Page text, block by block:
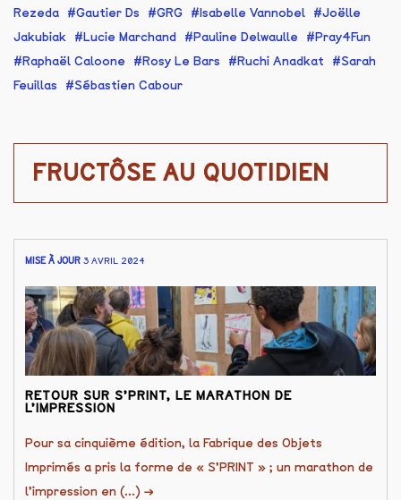
Rezeda
Gautier Ds GRG Isabelle Vannobel
Joëlle
Jakubiak
Lucie Marchand Pauline Delwaulle
Pray4Fun
Raphaël Caloone
Rosy Le Bars Ruchi Anadkat
Sarah
Feuillas
Sébastien Cabour
FRUCTÔSE AU QUOTIDIEN
MISE À JOUR 3 AVRIL 2024
RETOUR SUR S’PRINT, LE MARATHON DE
L’IMPRESSION
Pour sa cinquième édition, la Fabrique des Objets
Imprimés a pris la forme de « S’PRINT » ; un marathon de
l’impression en (...) →